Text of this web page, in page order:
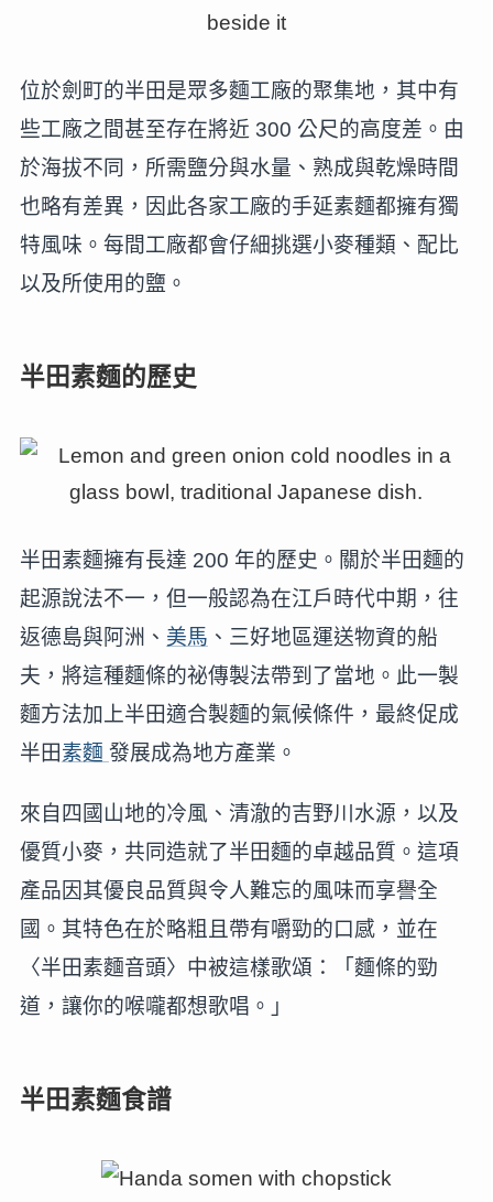
位於劍町的半田是眾多麵工廠的聚集地，其中有
些工廠之間甚至存在將近 300 公尺的高度差。由
於海拔不同，所需鹽分與水量、熟成與乾燥時間
也略有差異，因此各家工廠的手延素麵都擁有獨
特風味。每間工廠都會仔細挑選小麥種類、配比
以及所使用的鹽。
半田素麵的歷史
半田素麵擁有長達 200 年的歷史。關於半田麵的
起源說法不一，但一般認為在江戶時代中期，往
返德島與阿洲、 美馬 、三好地區運送物資的船
夫，將這種麵條的祕傳製法帶到了當地。此一製
麵方法加上半田適合製麵的氣候條件，最終促成
半田素麵 發展成為地方產業。
來自四國山地的冷風、清澈的吉野川水源，以及
優質小麥，共同造就了半田麵的卓越品質。這項
產品因其優良品質與令人難忘的風味而享譽全
國。其特色在於略粗且帶有嚼勁的口感，並在
〈半田素麵音頭〉中被這樣歌頌：「麵條的勁
道，讓你的喉嚨都想歌唱。」
半田素麵食譜